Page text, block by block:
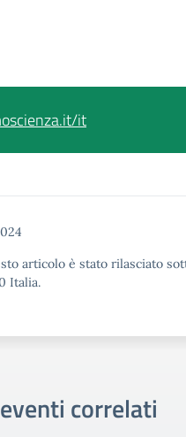
it
articolo è stato rilasciato
Italia.
correlati